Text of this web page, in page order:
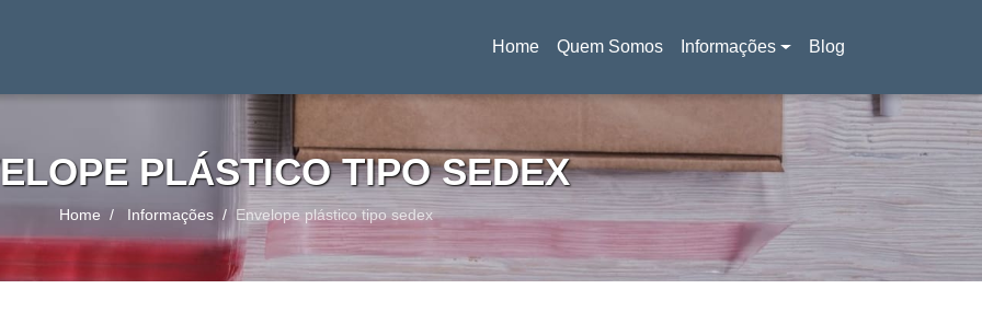
Home
(current)
Quem Somos Informações Blog
PLÁSTICO TIPO SEDEX
Home Informações Envelope plástico tipo sedex